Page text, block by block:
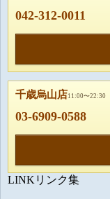
042-312-0011
千歳烏山店11:00〜22:30
03-6909-0588
LINKリンク集